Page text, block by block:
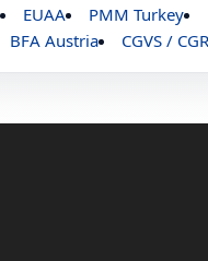
EUAA PMM Turkey
BFA Austria CGVS /